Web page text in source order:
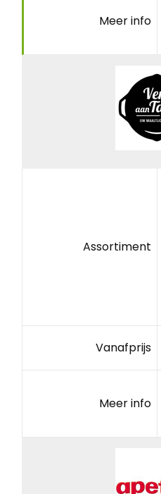
Meer info
Assortiment
Vanafprijs
Meer info